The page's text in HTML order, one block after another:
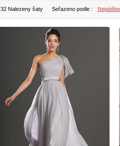
32 Nalezeny šaty Seřazeno podle :